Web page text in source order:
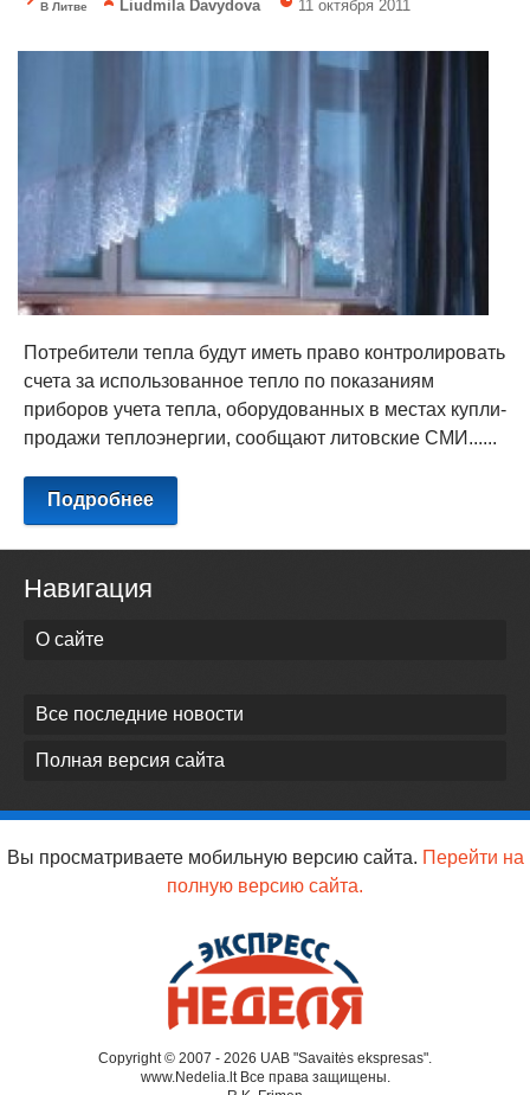
В Литве Liudmila Davydova 11 октября 2011
Потребители тепла будут иметь право контролировать
счета за использованное тепло по показаниям
приборов учета тепла, оборудованных в местах купли-
продажи теплоэнергии, сообщают литовские СМИ......
Подробнее
Навигация
О сайте
Все последние новости
Полная версия сайта
Вы просматриваете мобильную версию сайта. Перейти на
полную версию сайта.
Copyright © 2007 - 2026 UAB "Savaitės ekspresas".
www.Nedelia.lt Все права защищены.